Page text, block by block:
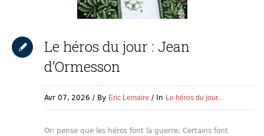
Le héros du jour : Jean
d’Ormesson
Avr 07, 2026 By Eric Lemaire In Le héros du jour...
On pense que les héros font la guerre. Certains font